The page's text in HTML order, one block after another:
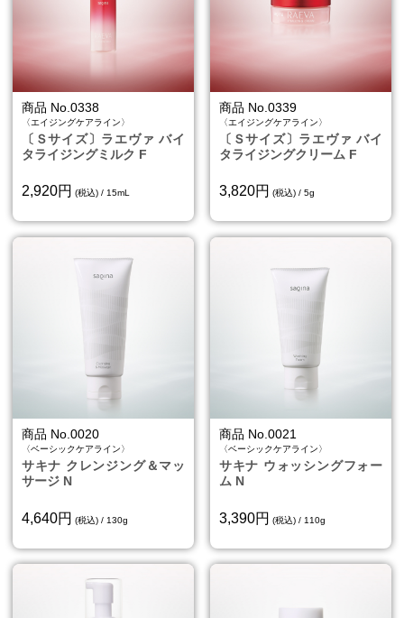
商品 No.0338
〈エイジングケアライン〉
〔Ｓサイズ〕ラエヴァ バイ
タライジングミルク F
2,920円 (税込) / 15mL
商品 No.0339
〈エイジングケアライン〉
〔Ｓサイズ〕ラエヴァ バイ
タライジングクリーム F
3,820円 (税込) / 5g
商品 No.0020
〈ベーシックケアライン〉
サキナ クレンジング＆マッ
サージ N
4,640円 (税込) / 130g
商品 No.0021
〈ベーシックケアライン〉
サキナ ウォッシングフォー
ム N
3,390円 (税込) / 110g